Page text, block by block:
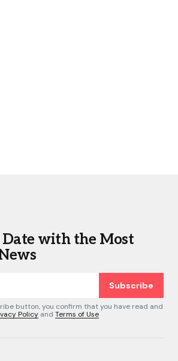
Date with the Most
Subscribe
button, you confirm that you have read and
Policy and Terms of Use